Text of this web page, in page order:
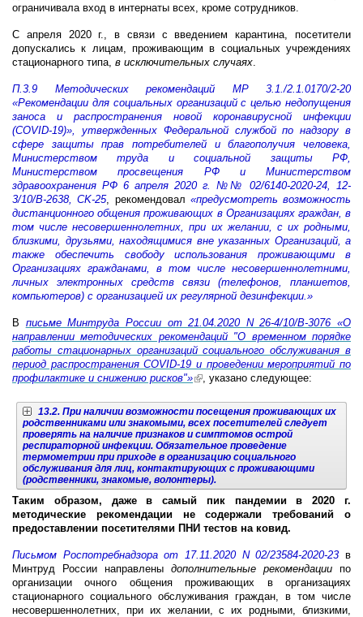
ограничивала вход в интернаты всех, кроме сотрудников.
С апреля 2020 г., в связи с введением карантина, посетители
допускались к лицам, проживающим в социальных учреждениях
стационарного типа, в исключительных случаях.
П.3.9 Методических рекомендаций МР 3.1./2.1.0170/2-20
«Рекомендации для социальных организаций с целью недопущения
заноса и распространения новой коронавирусной инфекции
(COVID-19)», утвержденных Федеральной службой по надзору в
сфере защиты прав потребителей и благополучия человека,
Министерством труда и социальной защиты РФ,
Министерством просвещения РФ и Министерством
здравоохранения РФ 6 апреля 2020 г. №№ 02/6140-2020-24, 12-
3/10/B-2638, CK-25, рекомендовал «предусмотреть возможность
дистанционного общения проживающих в Организациях граждан, в
том числе несовершеннолетних, при их желании, с их родными,
близкими, друзьями, находящимися вне указанных Организаций, а
также обеспечить свободу использования проживающими в
Организациях гражданами, в том числе несовершеннолетними,
личных электронных средств связи (телефонов, планшетов,
компьютеров) с организацией их регулярной дезинфекции.»
В письме Минтруда России от 21.04.2020 N 26-4/10/В-3076 «О
направлении методических рекомендаций "О временном порядке
работы стационарных организаций социального обслуживания в
период распространения COVID-19 и проведении мероприятий по
профилактике и снижению рисков"»(link is external)
, указано следующее:
13.2. При наличии возможности посещения проживающих их
родственниками или знакомыми, всех посетителей следует
проверять на наличие признаков и симптомов острой
респираторной инфекции. Обязательное проведение
термометрии при приходе в организацию социального
обслуживания для лиц, контактирующих с проживающими
(родственники, знакомые, волонтеры).
Таким образом, даже в самый пик пандемии в 2020 г.
методические рекомендации не содержали требований о
предоставлении посетителями ПНИ тестов на ковид.
Письмом Роспотребнадзора от 17.11.2020 N 02/23584-2020-23 в
Минтруд России направлены дополнительные рекомендации по
организации очного общения проживающих в организациях
стационарного социального обслуживания граждан, в том числе
несовершеннолетних, при их желании, с их родными, близкими,